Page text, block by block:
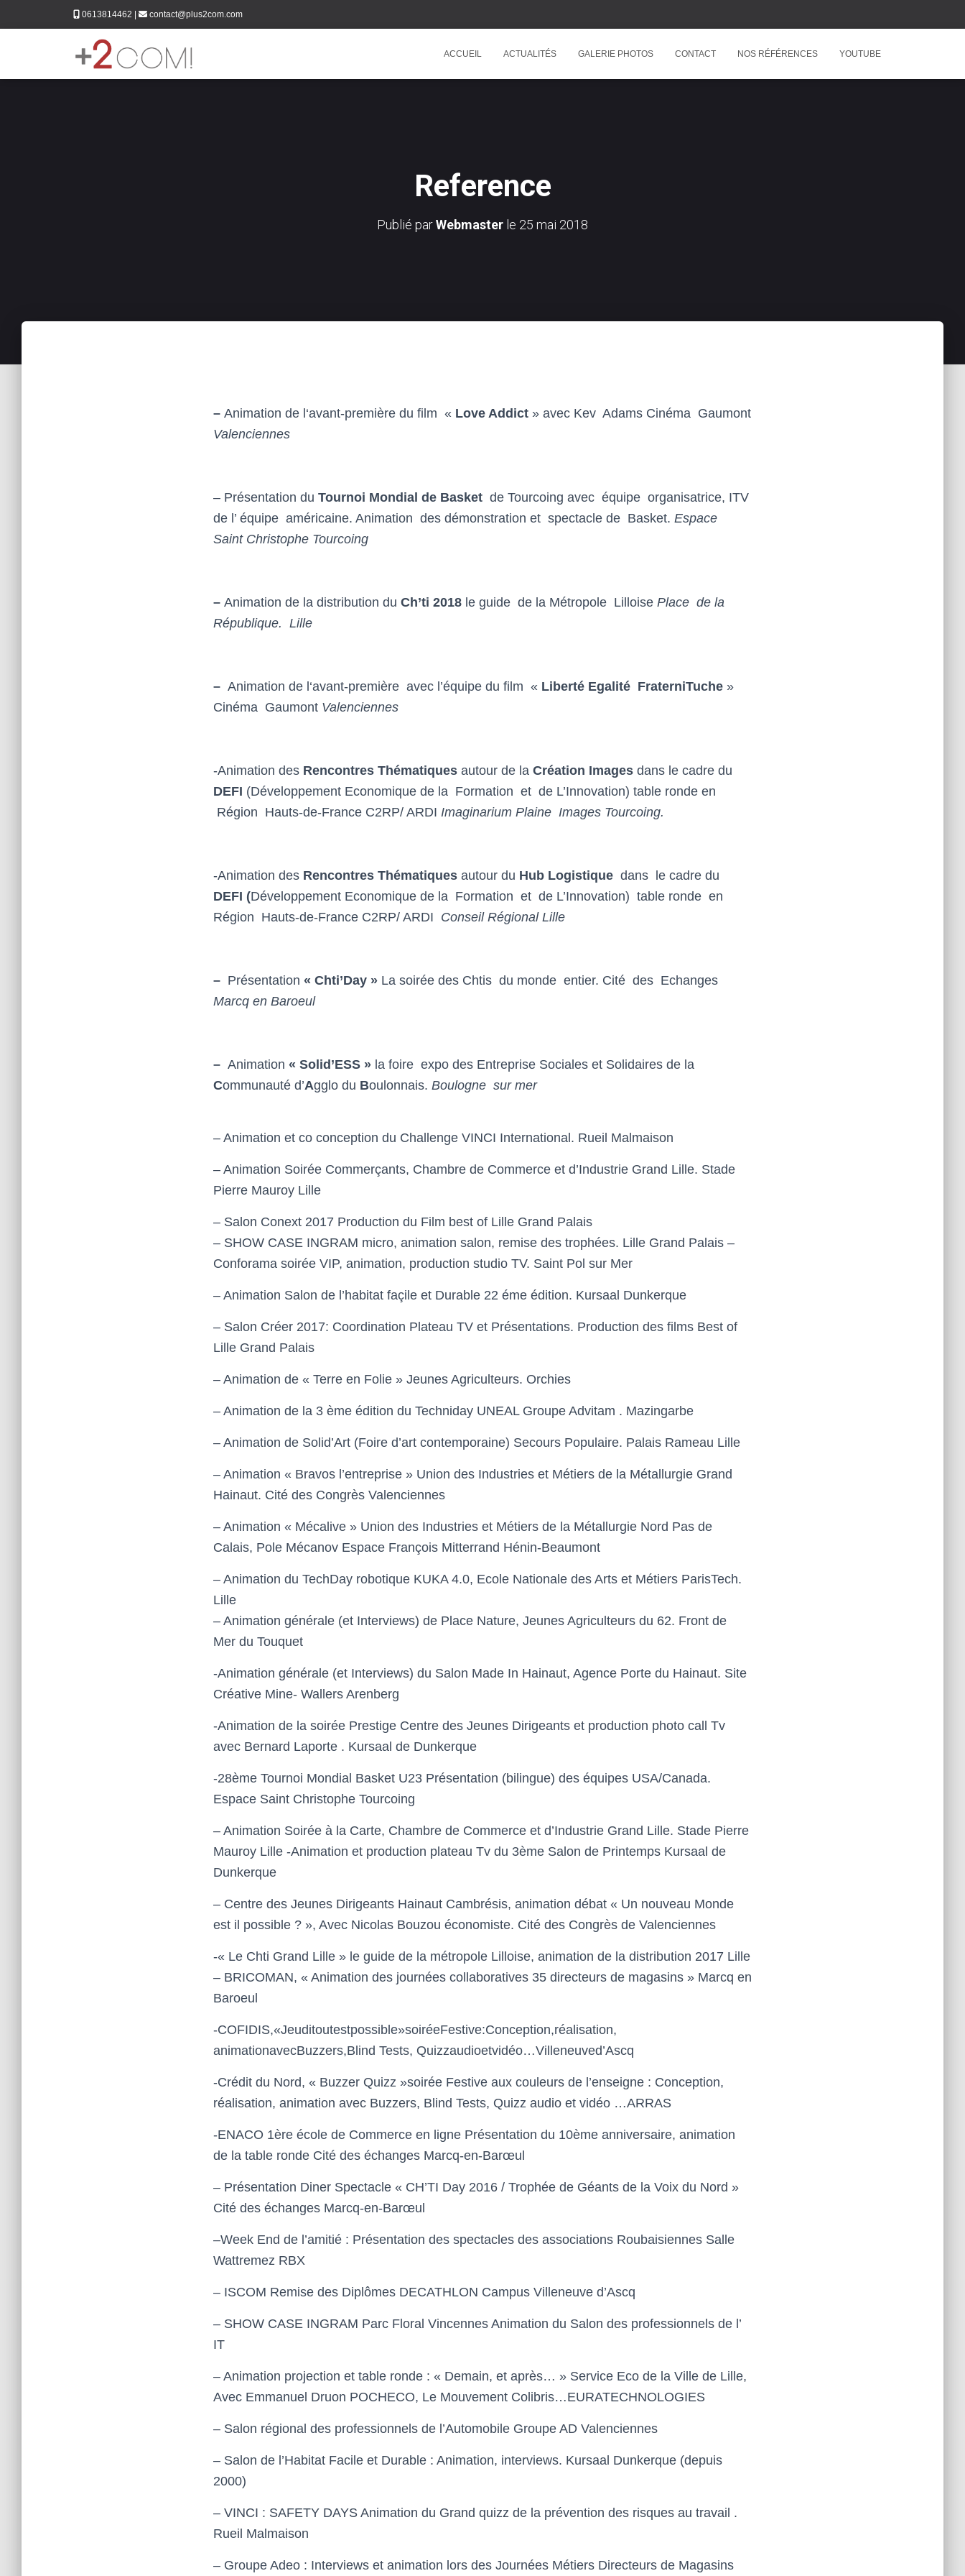
0613814462 contact@plus2com.com
ACCUEIL ACTUALITÉS GALERIE PHOTOS CONTACT NOS RÉFÉRENCES YOUTUBE
Reference
Publié parWebmaster le 25 mai 2018
– Animation de l‘avant-première du film « Love Addict » avec Kev Adams Cinéma Gaumont
Valenciennes
– Présentation du Tournoi Mondial de Basket de Tourcoing avec équipe organisatrice, ITV
de l’ équipe américaine. Animation des démonstration et spectacle de Basket. Espace
Saint Christophe Tourcoing
– Animation de la distribution du Ch’ti 2018 le guide de la Métropole Lilloise Place de la
République. Lille
– Animation de l‘avant-première avec l’équipe du film « Liberté Egalité FraterniTuche »
Cinéma Gaumont Valenciennes
-Animation des Rencontres Thématiques autour de la Création Images dans le cadre du
DEFI (Développement Economique de la Formation et de L’Innovation) table ronde en
Région Hauts-de-France C2RP/ ARDI Imaginarium Plaine Images Tourcoing.
-Animation des Rencontres Thématiques autour du Hub Logistique dans le cadre du
DEFI (Développement Economique de la Formation et de L’Innovation) table ronde en
Région Hauts-de-France C2RP/ ARDI Conseil Régional Lille
– Présentation « Chti’Day » La soirée des Chtis du monde entier. Cité des Echanges
Marcq en Baroeul
– Animation « Solid’ESS » la foire expo des Entreprise Sociales et Solidaires de la
Communauté d’Agglo du Boulonnais. Boulogne sur mer
– Animation et co conception du Challenge VINCI International. Rueil Malmaison
– Animation Soirée Commerçants, Chambre de Commerce et d’Industrie Grand Lille. Stade
Pierre Mauroy Lille
– Salon Conext 2017 Production du Film best of Lille Grand Palais
– SHOW CASE INGRAM micro, animation salon, remise des trophées. Lille Grand Palais –
Conforama soirée VIP, animation, production studio TV. Saint Pol sur Mer
– Animation Salon de l’habitat façile et Durable 22 éme édition. Kursaal Dunkerque
– Salon Créer 2017: Coordination Plateau TV et Présentations. Production des films Best of
Lille Grand Palais
– Animation de « Terre en Folie » Jeunes Agriculteurs. Orchies
– Animation de la 3 ème édition du Techniday UNEAL Groupe Advitam . Mazingarbe
– Animation de Solid’Art (Foire d’art contemporaine) Secours Populaire. Palais Rameau Lille
– Animation « Bravos l’entreprise » Union des Industries et Métiers de la Métallurgie Grand
Hainaut. Cité des Congrès Valenciennes
– Animation « Mécalive » Union des Industries et Métiers de la Métallurgie Nord Pas de
Calais, Pole Mécanov Espace François Mitterrand Hénin-Beaumont
– Animation du TechDay robotique KUKA 4.0, Ecole Nationale des Arts et Métiers ParisTech.
Lille
– Animation générale (et Interviews) de Place Nature, Jeunes Agriculteurs du 62. Front de
Mer du Touquet
-Animation générale (et Interviews) du Salon Made In Hainaut, Agence Porte du Hainaut. Site
Créative Mine- Wallers Arenberg
-Animation de la soirée Prestige Centre des Jeunes Dirigeants et production photo call Tv
avec Bernard Laporte . Kursaal de Dunkerque
-28ème Tournoi Mondial Basket U23 Présentation (bilingue) des équipes USA/Canada.
Espace Saint Christophe Tourcoing
– Animation Soirée à la Carte, Chambre de Commerce et d’Industrie Grand Lille. Stade Pierre
Mauroy Lille -Animation et production plateau Tv du 3ème Salon de Printemps Kursaal de
Dunkerque
– Centre des Jeunes Dirigeants Hainaut Cambrésis, animation débat « Un nouveau Monde
est il possible ? », Avec Nicolas Bouzou économiste. Cité des Congrès de Valenciennes
-« Le Chti Grand Lille » le guide de la métropole Lilloise, animation de la distribution 2017 Lille
– BRICOMAN, « Animation des journées collaboratives 35 directeurs de magasins » Marcq en
Baroeul
-COFIDIS,«Jeuditoutestpossible»soiréeFestive:Conception,réalisation,
animationavecBuzzers,Blind Tests, Quizzaudioetvidéo…Villeneuved’Ascq
-Crédit du Nord, « Buzzer Quizz »soirée Festive aux couleurs de l’enseigne : Conception,
réalisation, animation avec Buzzers, Blind Tests, Quizz audio et vidéo …ARRAS
-ENACO 1ère école de Commerce en ligne Présentation du 10ème anniversaire, animation
de la table ronde Cité des échanges Marcq-en-Barœul
– Présentation Diner Spectacle « CH’TI Day 2016 / Trophée de Géants de la Voix du Nord »
Cité des échanges Marcq-en-Barœul
–Week End de l’amitié : Présentation des spectacles des associations Roubaisiennes Salle
Wattremez RBX
– ISCOM Remise des Diplômes DECATHLON Campus Villeneuve d’Ascq
– SHOW CASE INGRAM Parc Floral Vincennes Animation du Salon des professionnels de l’
IT
– Animation projection et table ronde : « Demain, et après… » Service Eco de la Ville de Lille,
Avec Emmanuel Druon POCHECO, Le Mouvement Colibris…EURATECHNOLOGIES
– Salon régional des professionnels de l’Automobile Groupe AD Valenciennes
– Salon de l’Habitat Facile et Durable : Animation, interviews. Kursaal Dunkerque (depuis
2000)
– VINCI : SAFETY DAYS Animation du Grand quizz de la prévention des risques au travail .
Rueil Malmaison
– Groupe Adeo : Interviews et animation lors des Journées Métiers Directeurs de Magasins